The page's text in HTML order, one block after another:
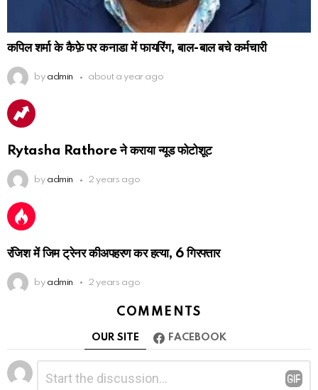
कपिल शर्मा के कैफ़े पर कनाडा में फायरिंग, बाल-बाल बचे कर्मचारी
by admin about a year ago
Rytasha Rathore ने कराया न्यूड फोटोशूट
by admin 2 years ago
रंजिश में जिम ट्रेनर कीअपहरण कर हत्या, 6 गिरफ्तार
by admin 2 years ago
COMMENTS
OUR SITE FACEBOOK
Leave
a